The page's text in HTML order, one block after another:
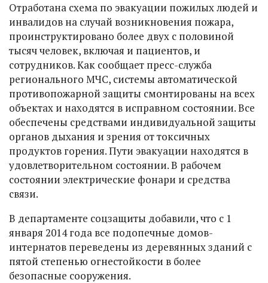
Отработана схема по эвакуации пожилых людей и
инвалидов на случай возникновения пожара,
проинструктировано более двух с половиной
тысяч человек, включая и пациентов, и
сотрудников. Как сообщает пресс-служба
регионального МЧС, системы автоматической
противопожарной защиты смонтированы на всех
объектах и находятся в исправном состоянии. Все
обеспечены средствами индивидуальной защиты
органов дыхания и зрения от токсичных
продуктов горения. Пути эвакуации находятся в
удовлетворительном состоянии. В рабочем
состоянии электрические фонари и средства
связи.
В департаменте соцзащиты добавили, что с 1
января 2014 года все подопечные домов-
интернатов переведены из деревянных зданий с
пятой степенью огнестойкости в более
безопасные сооружения.